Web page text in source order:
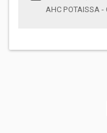
AHC POTAISSA -